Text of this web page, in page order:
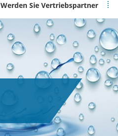
Werden Sie Vertriebspartner